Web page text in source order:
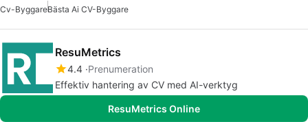
Cv-ByggareBästa Ai CV-Byggare
ResuMetrics
4.4 Prenumeration
Effektiv hantering av CV med AI-verktyg
ResuMetrics Online